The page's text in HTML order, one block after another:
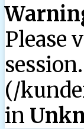
Please
(/
in